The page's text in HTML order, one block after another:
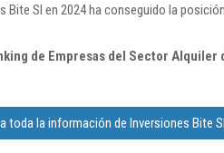
Bite Sl en 2024 ha conseguido la
de Empresas del Sector
toda la información de Inversiones Bite Sl